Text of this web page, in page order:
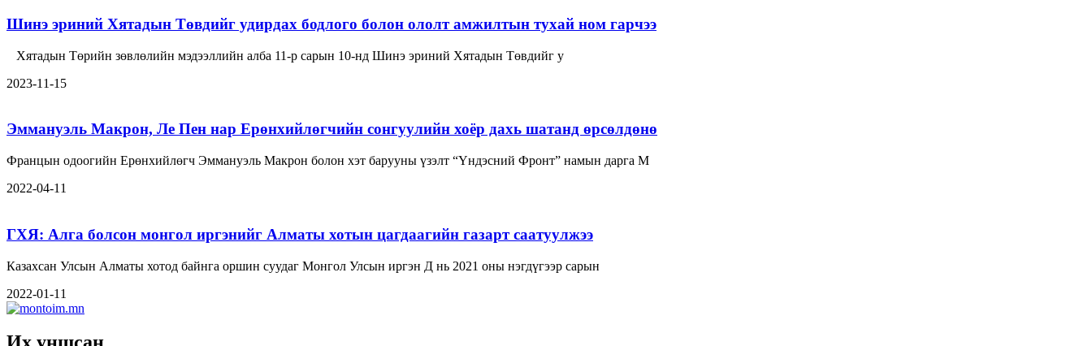
Шинэ эриний Хятадын Төвдийг удирдах бодлого болон ололт амжилтын тухай ном гарчээ
Хятадын Төрийн зөвлөлийн мэдээллийн алба 11-р сарын 10-нд Шинэ эриний Хятадын Төвдийг у
2023-11-15
Эммануэль Макрон, Ле Пен нар Ерөнхийлөгчийн сонгуулийн хоёр дахь шатанд өрсөлдөнө
Францын одоогийн Ерөнхийлөгч Эммануэль Макрон болон хэт барууны үзэлт “Үндэсний Фронт” намын дарга М
2022-04-11
ГХЯ: Алга болсон монгол иргэнийг Алматы хотын цагдаагийн газарт саатуулжээ
Казахсан Улсын Алматы хотод байнга оршин суудаг Монгол Улсын иргэн Д нь 2021 оны нэгдүгээр сарын
2022-01-11